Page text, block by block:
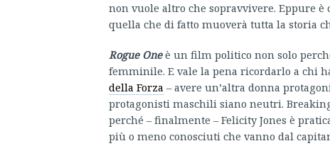
non vuole altro che sopravvivere. Eppure
quella che di fatto muoverà tutta la storia
Rogue Oneè un film politico non solo
femminile. E vale la pena ricordarlo a chi
della Forza – avere un’altra donna
protagonisti maschili siano neutri.
perché – finalmente – Felicity Jones è
più o meno conosciuti che vanno dal